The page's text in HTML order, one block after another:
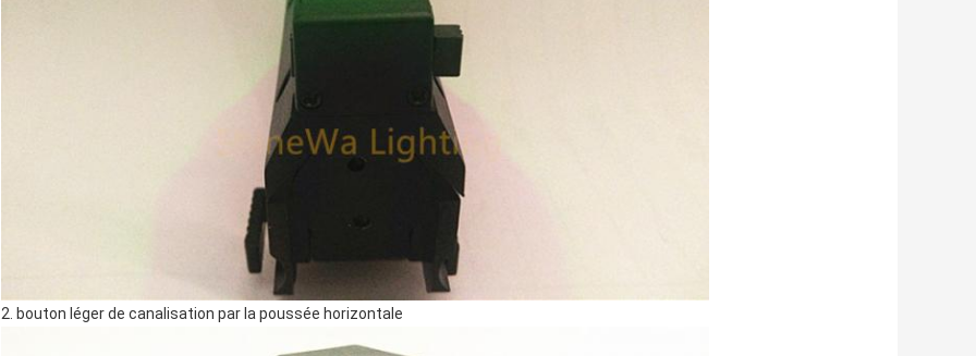
2. bouton léger de canalisation par la poussée horizontale